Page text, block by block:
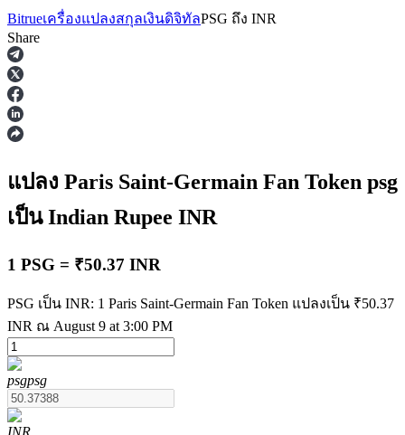
ฟิวเจอร์ส
ฟิวเจอร์ส USDT
Bitrueเครื่องแปลงสกุลเงินดิจิทัลPSG ถึง INR
Share
แปลง Paris Saint-Germain Fan Token psg
เป็น Indian Rupee INR
1 PSG = ₹50.37 INR
PSG เป็น INR: 1 Paris Saint-Germain Fan Token แปลงเป็น ₹50.37
INR ณ August 9 at 3:00 PM
psgpsg
INR